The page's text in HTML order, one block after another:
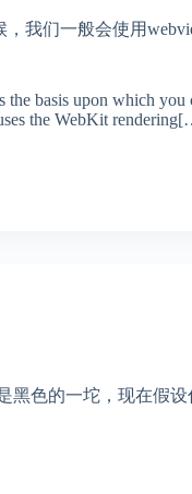
我们一般会使用
the basis upon which
the WebKit
黑色的一坨，现在假